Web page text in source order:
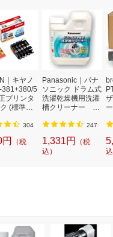
｜キヤノ
381+380/5
プリンタ
(標準容
304
（税
Panasonic｜パナ
ソニック ドラム式
洗濯乾燥機用洗濯
槽クリーナー N-
機 洗浄 洗剤 750m
l NW2]【rb_pcp】
247
1,331円
（税
込）
T